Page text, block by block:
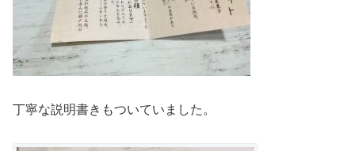
丁寧な説明書きもついていました。